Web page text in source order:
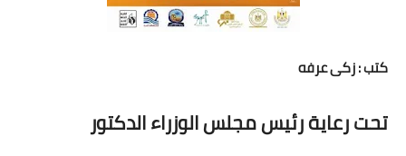
أسيوط
أخبار الرياضة
كتب : زكى عرفه
تحت رعاية رئيس مجلس الوزراءالدكتور